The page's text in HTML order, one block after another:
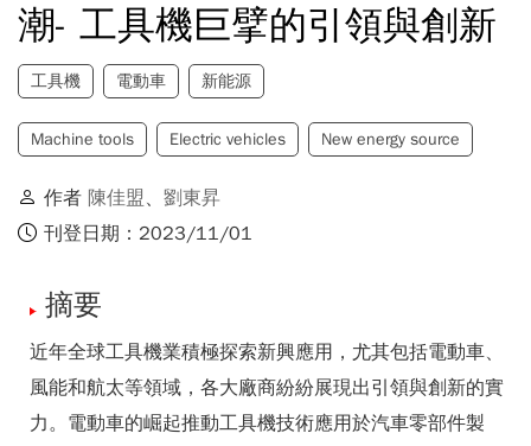
潮- 工具機巨擘的引領與創新
工具機 電動車 新能源
Machine tools Electric vehicles New energy source
作者 陳佳盟 、 劉東昇
刊登日期：2023/11/01
摘要
近年全球工具機業積極探索新興應用，尤其包括電動車、
風能和航太等領域，各大廠商紛紛展現出引領與創新的實
力。電動車的崛起推動工具機技術應用於汽車零部件製